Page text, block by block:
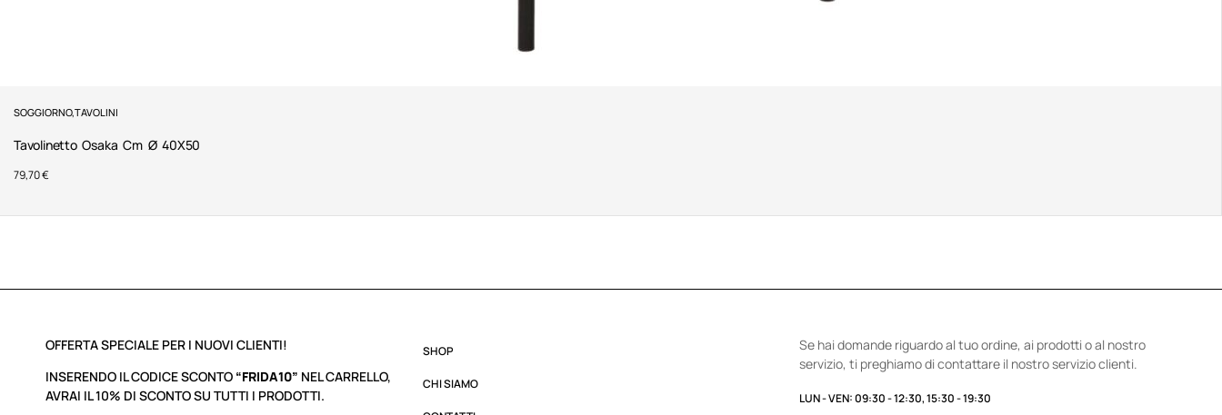
SOGGIORNO,TAVOLINI
Tavolinetto Osaka Cm Ø 40X50
79,70€
OFFERTA SPECIALE PER I NUOVI CLIENTI!
INSERENDO IL CODICE SCONTO “FRIDA10” NEL CARRELLO,
AVRAI IL 10% DI SCONTO SU TUTTI I PRODOTTI.
SHOP
CHI SIAMO
Se hai domande riguardo al tuo ordine, ai prodotti o al nostro
servizio, ti preghiamo di contattare il nostro servizio clienti.
LUN - VEN: 09:30 - 12:30, 15:30 - 19:30